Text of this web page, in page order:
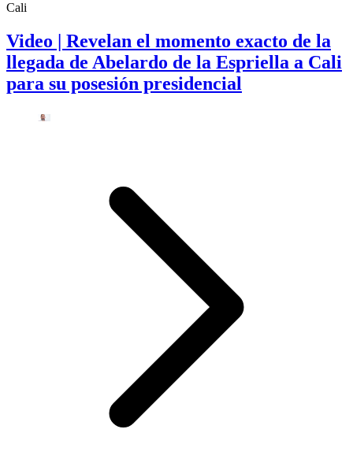
Cali
Video | Revelan el momento exacto de la
llegada de Abelardo de la Espriella a Cali
para su posesión presidencial